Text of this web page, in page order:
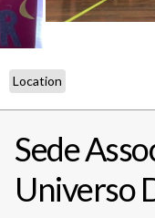
Location
Sede
Universo